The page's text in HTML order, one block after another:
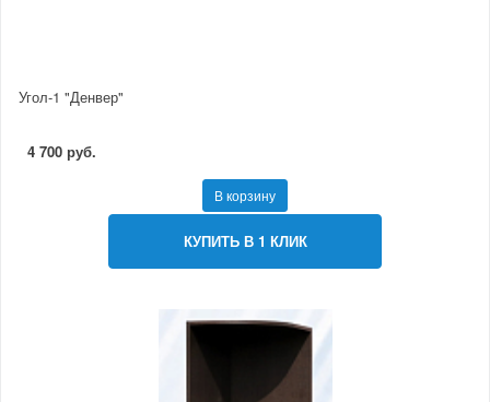
Угол-1 "Денвер"
4 700 руб.
В корзину
КУПИТЬ В 1 КЛИК